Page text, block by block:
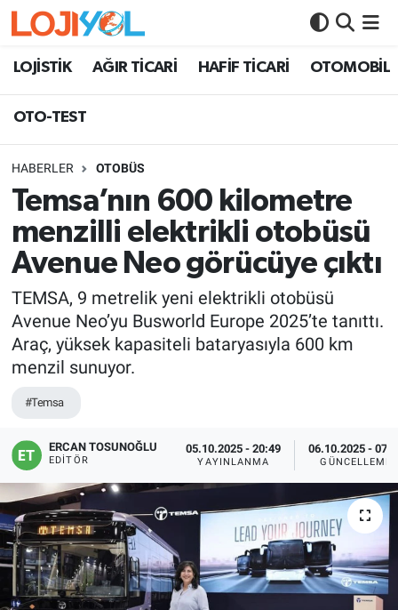
LOJİSTİK AĞIR TİCARİ HAFİF TİCARİ OTOMOBİL
OTO-TEST
HABERLER OTOBÜS
Temsa’nın 600 kilometre
menzilli elektrikli otobüsü
Avenue Neo görücüye çıktı
TEMSA, 9 metrelik yeni elektrikli otobüsü
Avenue Neo’yu Busworld Europe 2025’te tanıttı.
Araç, yüksek kapasiteli bataryasıyla 600 km
menzil sunuyor.
#Temsa
ERCAN TOSUNOĞLU
EDITÖR
05.10.2025 - 20:49
YAYINLANMA
06.10.2025 -
GÜNCELLEME
OTO-TEST